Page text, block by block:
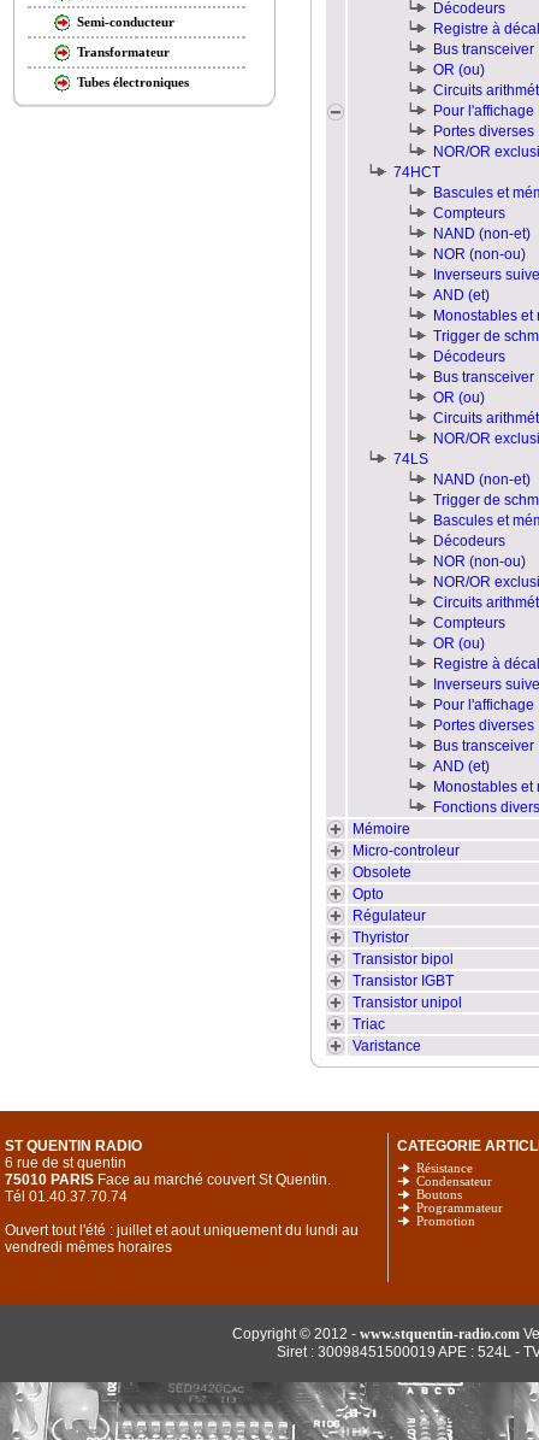
Semi-conducteur
Transformateur
Tubes électroniques
Décodeurs
Registre à
Bus transceiver
OR (ou)
Circuits
Pour l'affichage
Portes diverses
NOR/OR
74HCT
Bascules et
Compteurs
NAND (non-et)
NOR (non-ou)
Inverseurs
AND (et)
Monostables et
Trigger de
Décodeurs
Bus transceiver
OR (ou)
Circuits
NOR/OR
74LS
NAND (non-et)
Trigger de
Bascules et
Décodeurs
NOR (non-ou)
NOR/OR
Circuits
Compteurs
OR (ou)
Registre à
Inverseurs
Pour l'affichage
Portes diverses
Bus transceiver
AND (et)
Monostables et
Fonctions
Mémoire
Micro-controleur
Obsolete
Opto
Régulateur
Thyristor
Transistor bipol
Transistor IGBT
Transistor unipol
Triac
Varistance
ST QUENTIN RADIO
6 rue de st quentin
75010 PARIS Face au marché couvert St Quentin.
Tél 01.40.37.70.74
Ouvert tout l'été : juillet et aout uniquement du lundi au
vendredi mêmes horaires
CATEGORIE
Résistance
Condensateur
Boutons
Programmateur
Promotion
Copyright © 2012 - www.stquentin-radio.com
Siret : 30098451500019 APE : 524L -